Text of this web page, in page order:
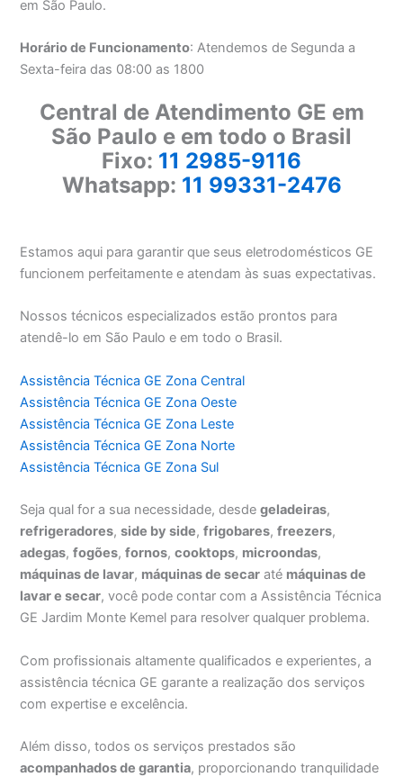
em São Paulo.
Horário de Funcionamento: Atendemos de Segunda a
Sexta-feira das 08:00 as 1800
Central de Atendimento GE em
São Paulo e em todo o Brasil
Fixo: 11 2985-9116
Whatsapp: 11 99331-2476
Estamos aqui para garantir que seus eletrodomésticos GE
funcionem perfeitamente e atendam às suas expectativas.
Nossos técnicos especializados estão prontos para
atendê-lo em São Paulo e em todo o Brasil.
Assistência Técnica GE Zona Central
Assistência Técnica GE Zona Oeste
Assistência Técnica GE Zona Leste
Assistência Técnica GE Zona Norte
Assistência Técnica GE Zona Sul
Seja qual for a sua necessidade, desdegeladeiras,
refrigeradores,side by side,frigobares,freezers,
adegas,fogões,fornos,cooktops, microondas,
máquinas de lavar, máquinas de secar até máquinas de
lavar e secar, você pode contar com a Assistência Técnica
GE Jardim Monte Kemel para resolver qualquer problema.
Com profissionais altamente qualificados e experientes, a
assistência técnica GE garante a realização dos serviços
com expertise e excelência.
Além disso, todos os serviços prestados são
acompanhados de garantia, proporcionando tranquilidade